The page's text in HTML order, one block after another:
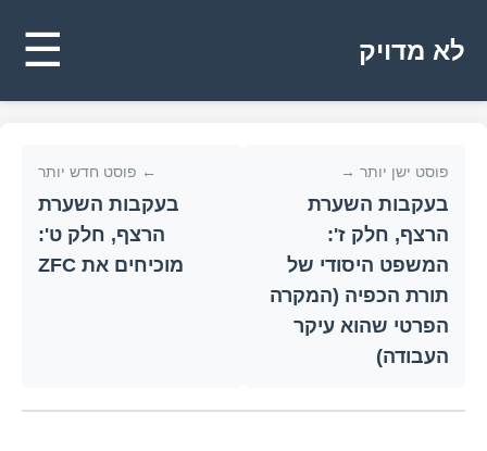
לא מדויק ☰
פוסט ישן יותר →
בעקבות השערת
הרצף, חלק ז':
המשפט היסודי של
תורת הכפיה (המקרה
הפרטי שהוא עיקר
העבודה)
← פוסט חדש יותר
בעקבות השערת
הרצף, חלק ט':
מוכיחים את ZFC